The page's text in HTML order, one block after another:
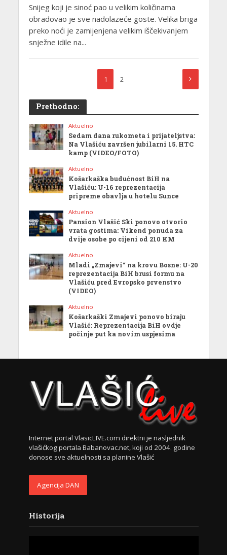
Snijeg koji je sinoć pao u velikim količinama
obradovao je sve nadolazeće goste. Velika briga
preko noći je zamijenjena velikim iščekivanjem
snježne idile na...
1 2
Prethodno:
Aktuelno
Sedam dana rukometa i prijateljstva:
Na Vlašiću završen jubilarni 15. HTC
kamp (VIDEO/FOTO)
Aktuelno
Košarkaška budućnost BiH na
Vlašiću: U-16 reprezentacija
pripreme obavlja u hotelu Sunce
Aktuelno
Pansion Vlašić Ski ponovo otvorio
vrata gostima: Vikend ponuda za
dvije osobe po cijeni od 210 KM
Aktuelno
Mladi „Zmajevi“ na krovu Bosne: U-20
reprezentacija BiH brusi formu na
Vlašiću pred Evropsko prvenstvo
(VIDEO)
Aktuelno
Košarkaški Zmajevi ponovo biraju
Vlašić: Reprezentacija BiH ovdje
počinje put ka novim uspjesima
Internet portal VlasicLIVE.com direktni je nasljednik
vlašićkog portala Babanovac.net, koji od 2004. godine
donose sve aktuelnosti sa planine Vlašić
Agencija DAN
Historija